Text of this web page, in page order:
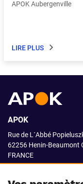
APOK Aubergenville
LIRE PLUS
APOK
Rue de L´Abbé
62256 Henin-Beaumont
FRANCE